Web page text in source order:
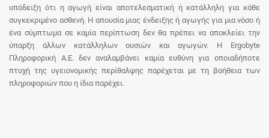
υπόδειξη ότι η αγωγή είναι αποτελεσματική ή κατάλληλη για κάθε
συγκεκριμένο ασθενή. Η απουσία μιας ένδειξης ή αγωγής για μια νόσο ή
ένα σύμπτωμα σε καμία περίπτωση δεν θα πρέπει να αποκλείει την
ύπαρξη άλλων κατάλληλων ουσιών και αγωγών. Η Ergobyte
Πληροφορική Α.Ε. δεν αναλαμβάνει καμία ευθύνη για οποιαδήποτε
πτυχή της υγειονομικής περίθαλψης παρέχεται με τη βοήθεια των
πληροφοριών που η ίδια παρέχει.